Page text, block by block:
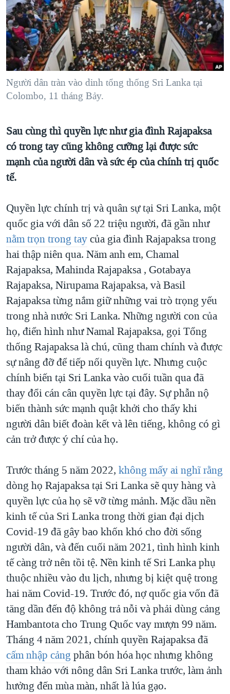
"Tìm"NGƯỜI VIỆT HẢI NGOẠI
ĐỜI SỐNG
KINH TẾ
KHOA HỌC
SỨC KHOẺ
VĂN HOÁ
TẠI
HÀNH TRÌNH BẦU CỬ 2024
MỘT NĂM CHIẾN TRANH TẠI DẢI GAZA
GIẢI MÃ VÀNH ĐAI & CON ĐƯỜNG
TRỊNH VĨNH BÌNH - NGƯỜI HẠ 'BÊN THẮNG CUỘC'
CHI PHÍ CHIẾN TRANH AFGHANISTAN
CÁC GIÁ TRỊ CỘNG HÒA Ở VIỆT NAM
THƯỢNG ĐỈNH TRUMP-KIM TẠI VIỆT NAM
NGƯ DÂN VIỆT VÀ LÀN SÓNG TRỘM HẢI SÂM
BÊN KIA QUỐC LỘ: TIẾNG VỌNG TỪ NÔNG THÔN MỸ
QUAN HỆ VIỆT MỸ
VIDEO
NGHE
MẠNG XÃ HỘI
Ngôn ngữ khác
Người dân tràn vào dinh tổng thống Sri Lanka tại
Colombo, 11 tháng Bảy.
Sau cùng thì quyền lực như gia đình Rajapaksa
có trong tay cũng không cưỡng lại được sức
mạnh của người dân và sức ép của chính trị quốc
tế.
Quyền lực chính trị và quân sự tại Sri Lanka, một
quốc gia với dân số 22 triệu người, đã gần như
nằm trọn trong taycủa gia đình Rajapaksa trong
hai thập niên qua. Năm anh em, Chamal
Rajapaksa, Mahinda Rajapaksa , Gotabaya
Rajapaksa, Nirupama Rajapaksa, và Basil
Rajapaksa từng nắm giữ những vai trò trọng yếu
trong nhà nước Sri Lanka. Những người con của
họ, điển hình như Namal Rajapaksa, gọi Tổng
thống Rajapaksa là chú, cũng tham chính và được
sự nâng đỡ để tiếp nối quyền lực. Nhưng cuộc
chính biến tại Sri Lanka vào cuối tuần qua đã
thay đổi cán cân quyền lực tại đây. Sự phẫn nộ
biến thành sức mạnh quật khởi cho thấy khi
người dân biết đoàn kết và lên tiếng, không có gì
cản trở được ý chí của họ.
Trước tháng 5 năm 2022, không mấy ai nghĩ rằng
dòng họ Rajapaksa tại Sri Lanka sẽ quy hàng và
quyền lực của họ sẽ vỡ từng mảnh. Mặc dầu nền
kinh tế của Sri Lanka trong thời gian đại dịch
Covid-19 đã gây bao khốn khó cho đời sống
người dân, và đến cuối năm 2021, tình hình kinh
tế càng trở nên tồi tệ. Nền kinh tế Sri Lanka phụ
thuộc nhiều vào du lịch, nhưng bị kiệt quệ trong
hai năm Covid-19. Trước đó, nợ quốc gia vốn đã
tăng dần đến độ không trả nỗi và phải dùng cảng
Hambantota cho Trung Quốc vay mượn 99 năm.
Tháng 4 năm 2021, chính quyền Rajapaksa đã
cấm nhập cảng phân bón hóa học nhưng không
tham khảo với nông dân Sri Lanka trước, làm ảnh
hưởng đến mùa màn, nhất là lúa gạo.